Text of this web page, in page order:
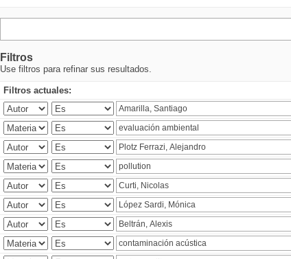
Filtros
Use filtros para refinar sus resultados.
Filtros actuales: